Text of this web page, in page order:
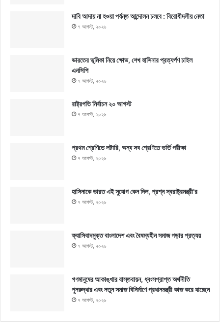
দাবি আদায় না হওয়া পর্যন্ত আন্দোলন চলবে : বিরোধীদলীয় নেতা
৭ আগস্ট, ২০২৬
ভারতের ভূমিকা নিয়ে ক্ষোভ, শেখ হাসিনার প্রত্যর্পণ চাইল
এনসিপি
৭ আগস্ট, ২০২৬
রাষ্ট্রপতি নির্বাচন ২০ আগস্ট
৭ আগস্ট, ২০২৬
প্রথম শ্রেণিতে লটারি, অন্য সব শ্রেণিতে ভর্তি পরীক্ষা
৭ আগস্ট, ২০২৬
হাসিনাকে ভারত এই সুযোগ কেন দিল, প্রশ্ন স্বরাষ্ট্রমন্ত্রী’র
৭ আগস্ট, ২০২৬
ফ্যাসিবাদমুক্ত বাংলাদেশ এবং বৈষম্যহীন সমাজ গড়ার প্রত্যয়
৭ আগস্ট, ২০২৬
গণমানুষের আকাঙ্খার বাস্তবায়ন, ধ্বংসপ্রাপ্ত অর্থনীতি
পুনরুদ্ধার এবং নতুন সমাজ বিনির্মাণে প্রধানমন্ত্রী কাজ করে যাচ্ছেন
৭ আগস্ট, ২০২৬